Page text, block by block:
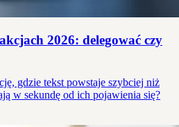
2026: delegować czy
gdzie tekst powstaje szybciej niż
w sekundę od ich pojawienia się?